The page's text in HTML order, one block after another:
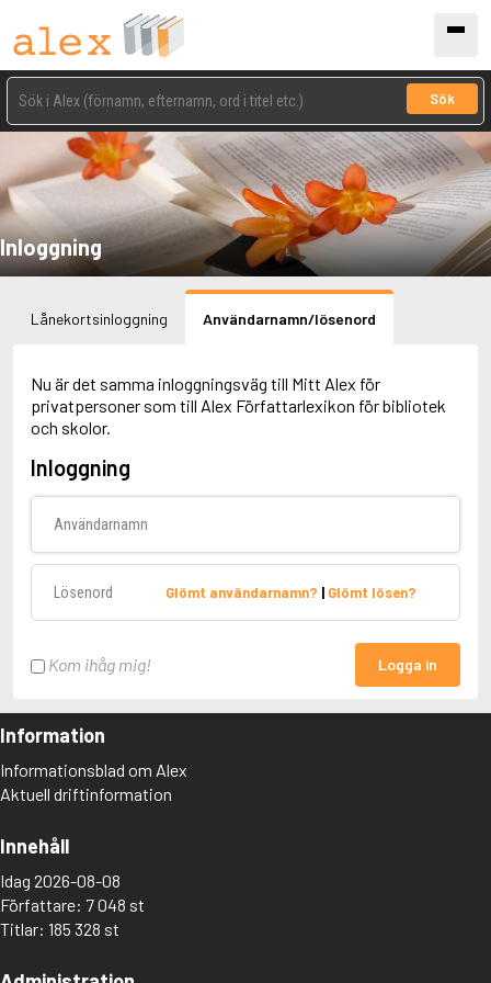
Sök
Inloggning
Lånekortsinloggning Användarnamn/lösenord
Nu är det samma inloggningsväg till Mitt Alex för
privatpersoner som till Alex Författarlexikon för bibliotek
och skolor.
Inloggning
Glömt användarnamn? | Glömt lösen?
Kom ihåg mig! Logga in
Information
Informationsblad om Alex
Aktuell driftinformation
Innehåll
Idag 2026-08-08
Författare: 7 048 st
Titlar: 185 328 st